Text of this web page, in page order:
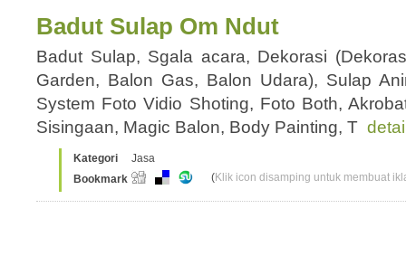
Badut Sulap Om Ndut
Badut Sulap, Sgala acara, Dekorasi
Garden, Balon Gas, Balon Udara), Sulap
System Foto Vidio Shoting, Foto Both,
Sisingaan, Magic Balon, Body Painting, T
Kategori
Jasa
Bookmark
(Klik icon disamping untuk membuat